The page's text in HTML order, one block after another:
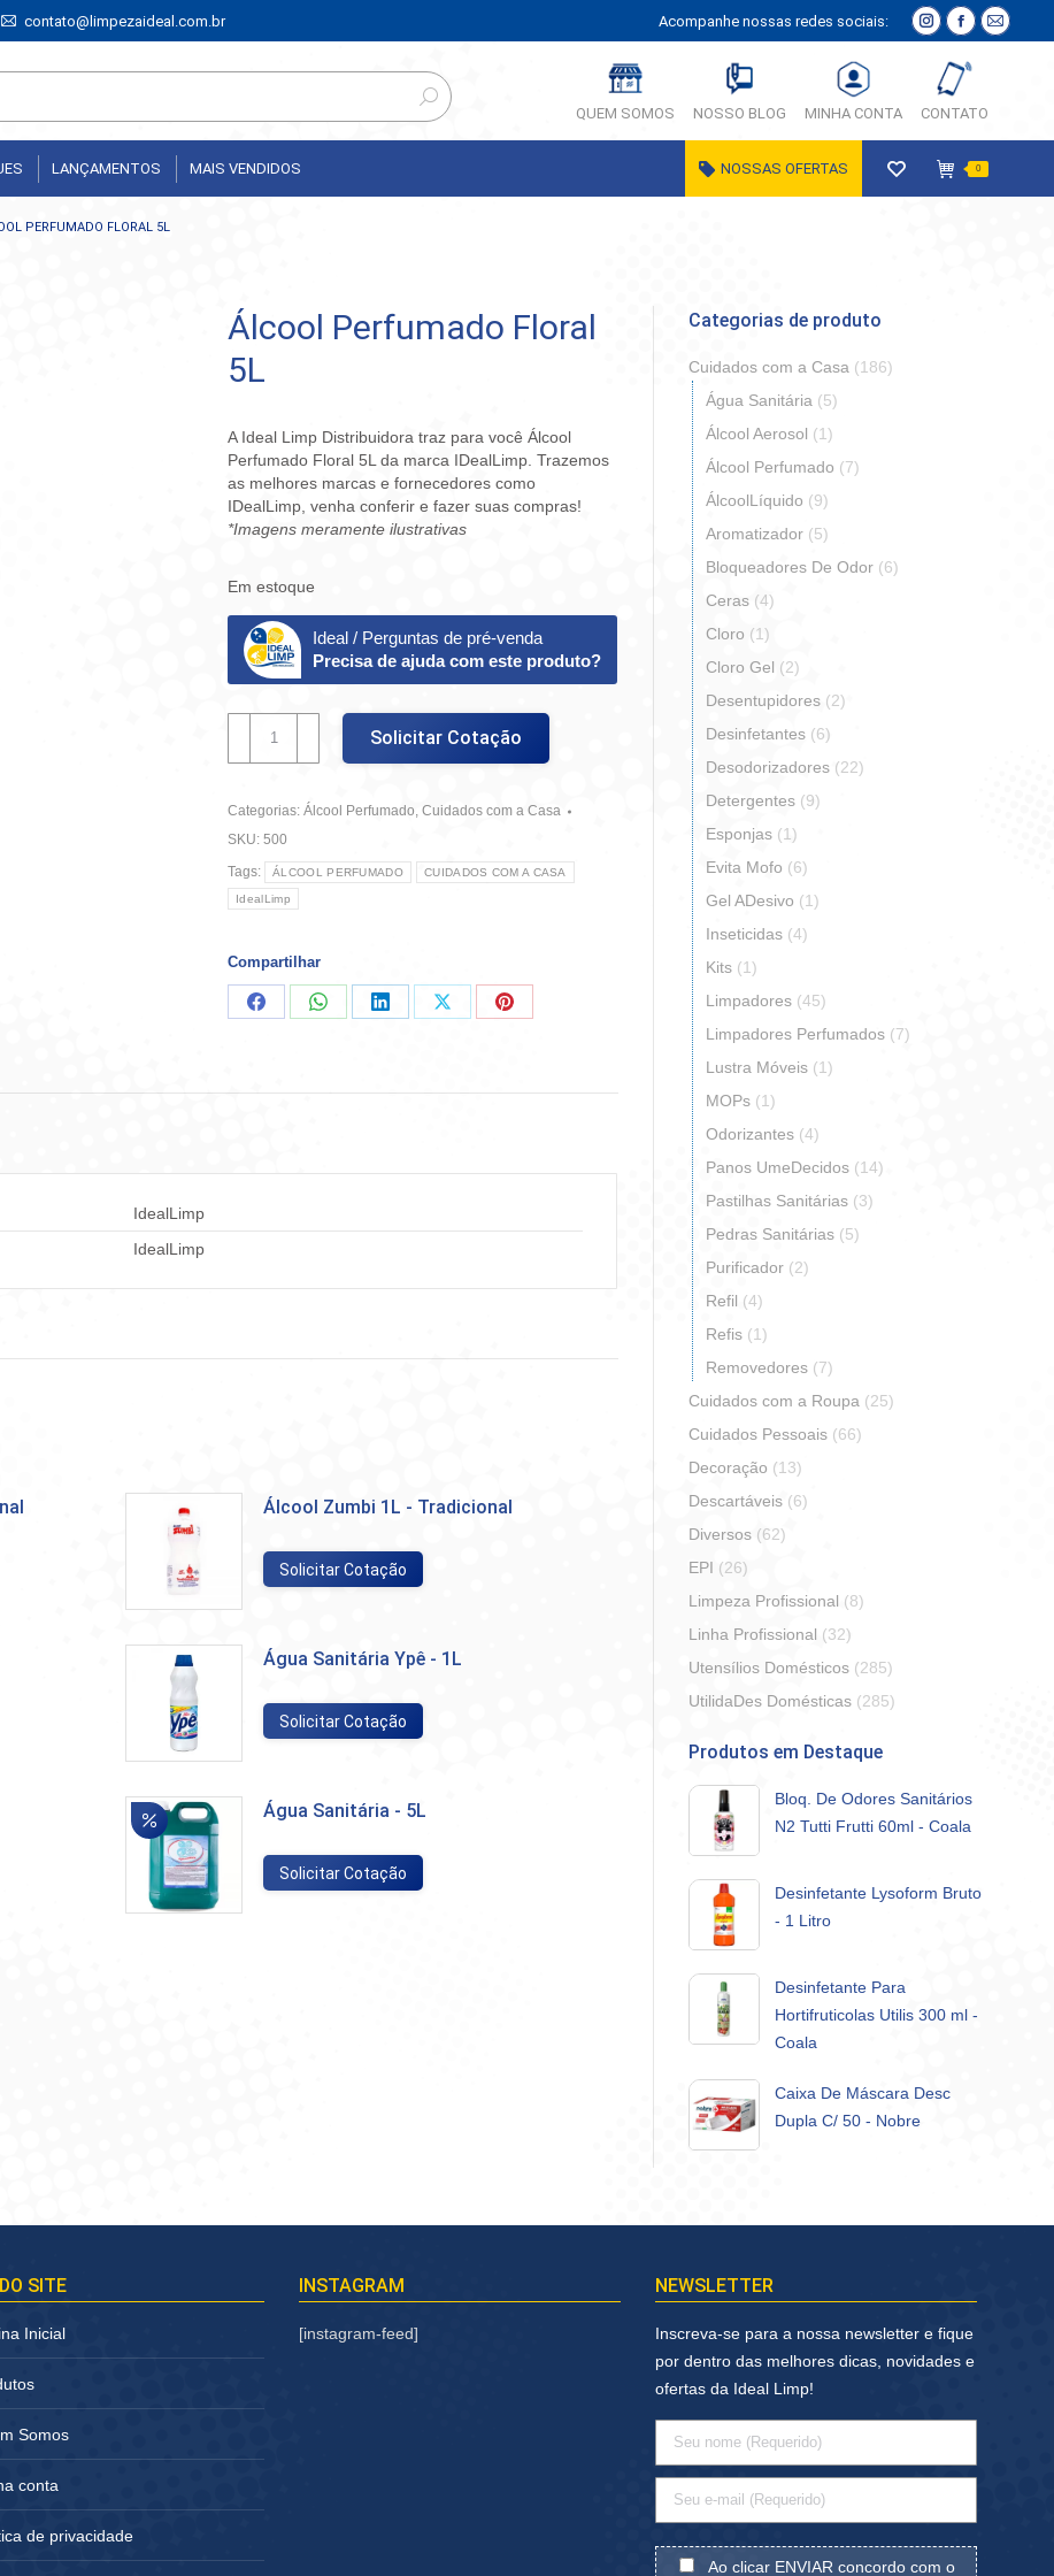
contato@limpezaideal.com.br Acompanhe nossas redes sociais:
Instagram
página
abre
em
janela
Facebook
página
em
janela
E-
QUEM SOMOS NOSSO BLOG MINHA CONTA CONTATO
LANÇAMENTOS MAIS VENDIDOS NOSSAS OFERTAS 0
PERFUMADO FLORAL 5L
Álcool Perfumado Floral
5L
A Ideal Limp Distribuidora traz para você Álcool
Perfumado Floral 5L da marca IDealLimp. Trazemos
as melhores marcas e fornecedores como
IDealLimp, venha conferir e fazer suas compras!
*Imagens meramente ilustrativas
Em estoque
Ideal / Perguntas de pré-venda
Precisa de ajuda com este produto?
Perfumado
Floral
quantidade
Solicitar Cotação
Categorias:Álcool Perfumado,Cuidados com a Casa
SKU:500
Tags:
ÁLCOOL PERFUMADO CUIDADOS COM A CASA
IdealLimp
Compartilhar
CompartilharCompartilharCompartilharCompartilharCompartilhar
IdealLimp
IdealLimp
Álcool Zumbi 1L - Tradicional
Solicitar Cotação
Água Sanitária Ypê - 1L
Solicitar Cotação
Água Sanitária - 5L
Solicitar Cotação
Categorias de produto
Cuidados com a Casa (186)
Água Sanitária (5)
Álcool Aerosol (1)
Álcool Perfumado (7)
ÁlcoolLíquido (9)
Aromatizador (5)
Bloqueadores De Odor (6)
Ceras (4)
Cloro (1)
Cloro Gel (2)
Desentupidores (2)
Desinfetantes (6)
Desodorizadores (22)
Detergentes (9)
Esponjas (1)
Evita Mofo (6)
Gel ADesivo (1)
Inseticidas (4)
Kits (1)
Limpadores (45)
Limpadores Perfumados (7)
Lustra Móveis (1)
MOPs (1)
Odorizantes (4)
Panos UmeDecidos (14)
Pastilhas Sanitárias (3)
Pedras Sanitárias (5)
Purificador (2)
Refil (4)
Refis (1)
Removedores (7)
Cuidados com a Roupa (25)
Cuidados Pessoais (66)
Decoração (13)
Descartáveis (6)
Diversos (62)
EPI (26)
Limpeza Profissional (8)
Linha Profissional (32)
Utensílios Domésticos (285)
UtilidaDes Domésticas (285)
Produtos em Destaque
Bloq. De Odores Sanitários
N2 Tutti Frutti 60ml - Coala
Desinfetante Lysoform Bruto
- 1 Litro
Desinfetante Para
Hortifruticolas Utilis 300 ml -
Coala
Caixa De Máscara Desc
Dupla C/ 50 - Nobre
SITE
Inicial
Somos
conta
de privacidade
INSTAGRAM
[instagram-feed]
NEWSLETTER
Inscreva-se para a nossa newsletter e fique
por dentro das melhores dicas, novidades e
ofertas da Ideal Limp!
Ao clicar ENVIAR concordo com o